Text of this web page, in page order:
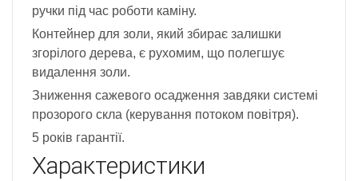
ручки під час роботи каміну.
Контейнер для золи, який збирає залишки
згорілого дерева, є рухомим, що полегшує
видалення золи.
Зниження сажевого осадження завдяки системі
прозорого скла (керування потоком повітря).
5 років гарантії.
Характеристики